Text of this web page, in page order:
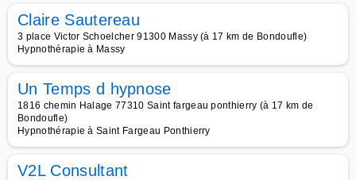
Claire Sautereau
3 place Victor Schoelcher 91300 Massy (à 17 km de Bondoufle)
Hypnothérapie à Massy
Un Temps d hypnose
1816 chemin Halage 77310 Saint fargeau ponthierry (à 17 km de
Bondoufle)
Hypnothérapie à Saint Fargeau Ponthierry
V2L Consultant